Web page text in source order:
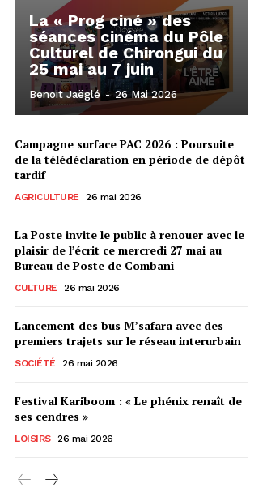
La « Prog ciné » des
séances cinéma du Pôle
Culturel de Chirongui du
25 mai au 7 juin
Benoit Jaëglé - 26 Mai 2026
Campagne surface PAC 2026 : Poursuite
de la télédéclaration en période de dépôt
tardif
AGRICULTURE 26 mai 2026
La Poste invite le public à renouer avec le
plaisir de l’écrit ce mercredi 27 mai au
Bureau de Poste de Combani
CULTURE 26 mai 2026
Lancement des bus M’safara avec des
premiers trajets sur le réseau interurbain
SOCIÉTÉ 26 mai 2026
Festival Kariboom : « Le phénix renaît de
ses cendres »
LOISIRS 26 mai 2026